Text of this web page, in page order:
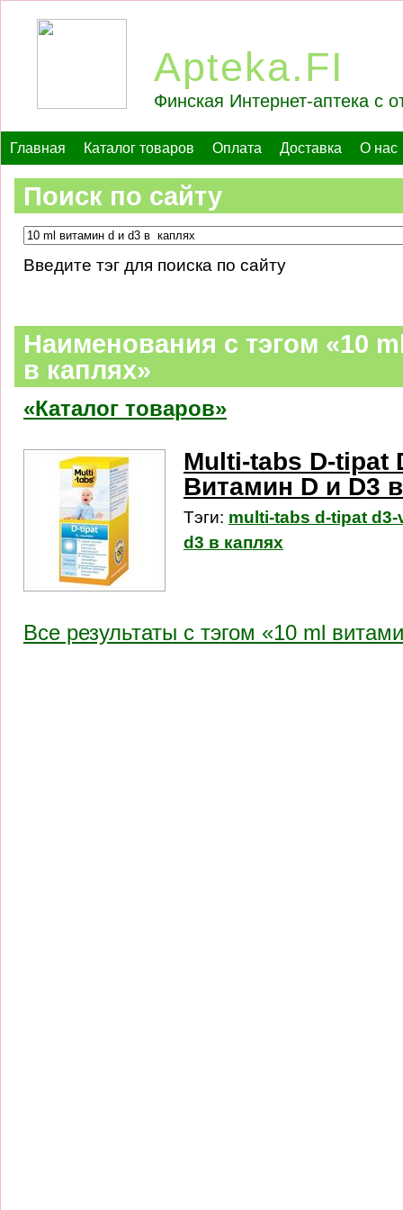
Apteka.FI
Финская Интернет-аптека с
Главная Каталог товаров Оплата Доставка О нас
Поиск по сайту
Введите тэг для поиска по сайту
Наименования c тэгом «10
в каплях»
«Каталог товаров»
Multi-tabs D-tipat
Витамин D и D3
Тэги: multi-tabs d-tipat
d3 в каплях
Все результаты c тэгом «10 ml